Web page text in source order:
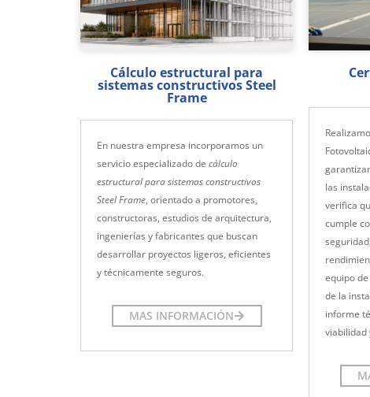
Cálculo estructural para
sistemas constructivos Steel
Frame
En nuestra empresa incorporamos un
servicio especializado de cálculo
estructural para sistemas constructivos
Steel Frame, orientado a promotores,
constructoras, estudios de arquitectura,
ingenierías y fabricantes que buscan
desarrollar proyectos ligeros, eficientes
y técnicamente seguros.
MAS INFORMACIÓN
las
verifica
cumple
equipo
de la
informe
viabilidad